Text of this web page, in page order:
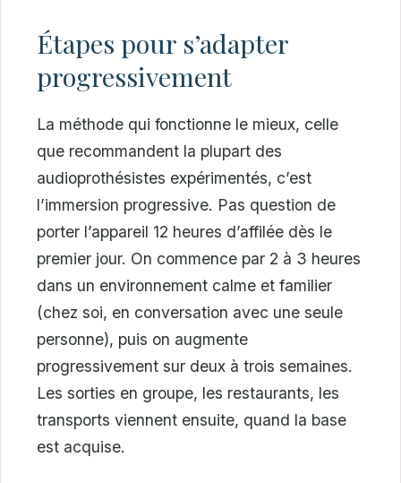
Étapes pour s’adapter
progressivement
La méthode qui fonctionne le mieux, celle
que recommandent la plupart des
audioprothésistes expérimentés, c’est
l’immersion progressive. Pas question de
porter l’appareil 12 heures d’affilée dès le
premier jour. On commence par 2 à 3 heures
dans un environnement calme et familier
(chez soi, en conversation avec une seule
personne), puis on augmente
progressivement sur deux à trois semaines.
Les sorties en groupe, les restaurants, les
transports viennent ensuite, quand la base
est acquise.